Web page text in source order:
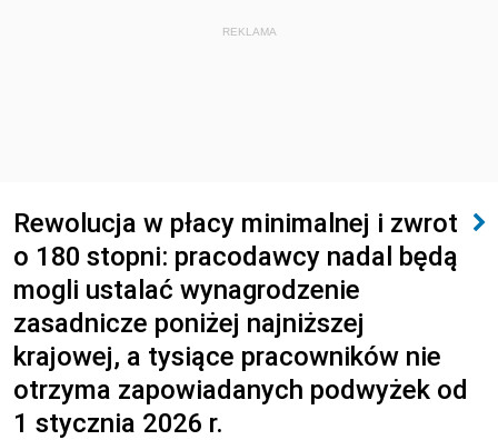
REKLAMA
Rewolucja w płacy minimalnej i zwrot
o 180 stopni: pracodawcy nadal będą
mogli ustalać wynagrodzenie
zasadnicze poniżej najniższej
krajowej, a tysiące pracowników nie
otrzyma zapowiadanych podwyżek od
1 stycznia 2026 r.